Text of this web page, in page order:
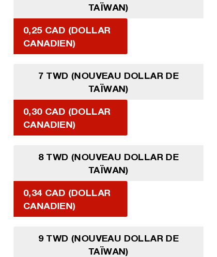
TAÏWAN)
0,25 CAD (DOLLAR
CANADIEN)
7 TWD (NOUVEAU DOLLAR DE
TAÏWAN)
0,30 CAD (DOLLAR
CANADIEN)
8 TWD (NOUVEAU DOLLAR DE
TAÏWAN)
0,34 CAD (DOLLAR
CANADIEN)
9 TWD (NOUVEAU DOLLAR DE
TAÏWAN)